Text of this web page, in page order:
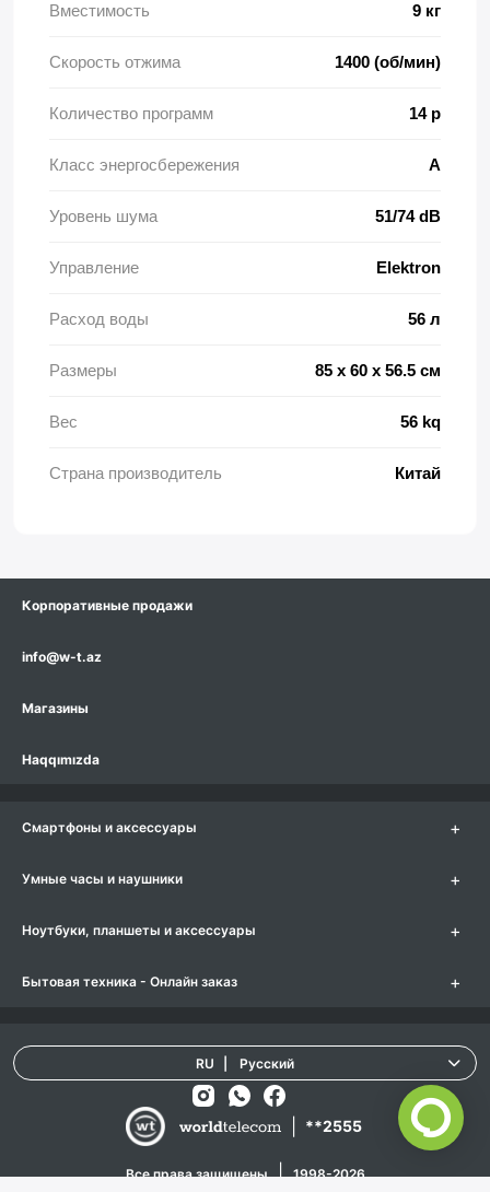
Вместимость 9 кг
Скорость отжима 1400 (об/мин)
Количество программ 14 p
Класс энергосбережения A
Уровень шума 51/74 dB
Управление Elektron
Расход воды 56 л
Размеры 85 x 60 x 56.5 см
Вес 56 kq
Страна производитель Китай
Корпоративные продажи
info@w-t.az
Магазины
Haqqımızda
Смартфоны и аксессуары +
Умные часы и наушники +
Ноутбуки, планшеты и аксессуары +
Бытовая техника - Онлайн заказ +
**2555
Все права защищены | 1998-2026
RU Русский